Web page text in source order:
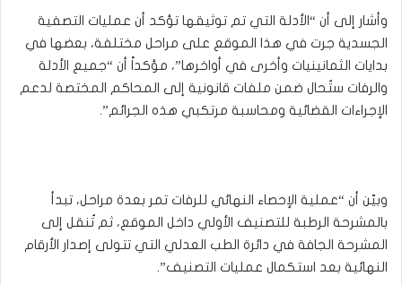
وأشار إلى أن “الأدلة التي تم توثيقها تؤكد أن عمليات التصفية
الجسدية جرت في هذا الموقع على مراحل مختلفة، بعضها في
بدايات الثمانينيات وأخرى في أواخرها”، مؤكداً أن “جميع الأدلة
والرفات ستُحال ضمن ملفات قانونية إلى المحاكم المختصة لدعم
الإجراءات القضائية ومحاسبة مرتكبي هذه الجرائم”.
وبيّن أن “عملية الإحصاء النهائي للرفات تمر بعدة مراحل، تبدأ
بالمشرحة الرطبة للتصنيف الأولي داخل الموقع، ثم تُنقل إلى
المشرحة الجافة في دائرة الطب العدلي التي تتولى إصدار الأرقام
النهائية بعد استكمال عمليات التصنيف”.